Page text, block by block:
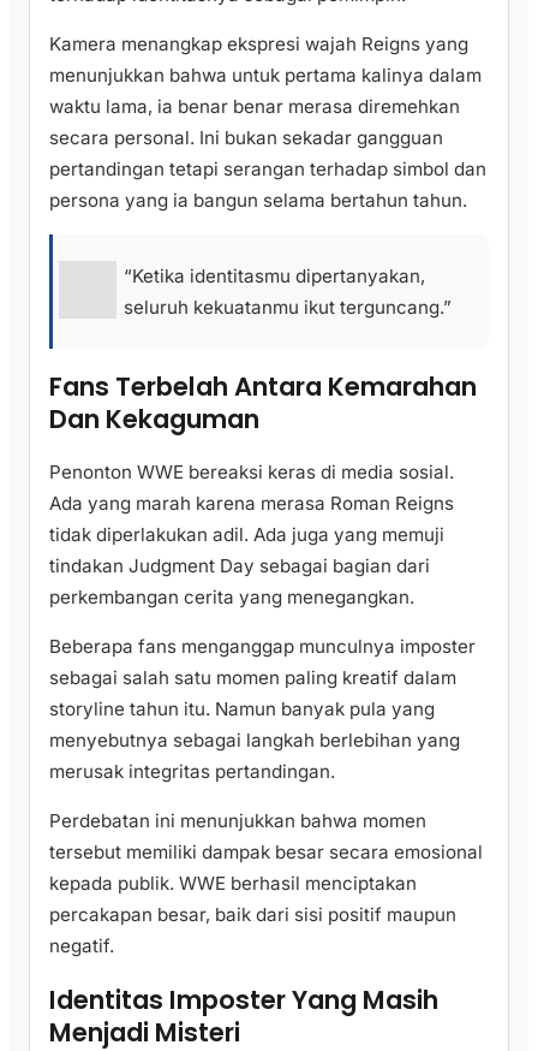
Kamera menangkap ekspresi wajah Reigns yang
menunjukkan bahwa untuk pertama kalinya dalam
waktu lama, ia benar benar merasa diremehkan
secara personal. Ini bukan sekadar gangguan
pertandingan tetapi serangan terhadap simbol dan
persona yang ia bangun selama bertahun tahun.
“Ketika identitasmu dipertanyakan,
seluruh kekuatanmu ikut terguncang.”
Fans Terbelah Antara Kemarahan
Dan Kekaguman
Penonton WWE bereaksi keras di media sosial.
Ada yang marah karena merasa Roman Reigns
tidak diperlakukan adil. Ada juga yang memuji
tindakan Judgment Day sebagai bagian dari
perkembangan cerita yang menegangkan.
Beberapa fans menganggap munculnya imposter
sebagai salah satu momen paling kreatif dalam
storyline tahun itu. Namun banyak pula yang
menyebutnya sebagai langkah berlebihan yang
merusak integritas pertandingan.
Perdebatan ini menunjukkan bahwa momen
tersebut memiliki dampak besar secara emosional
kepada publik. WWE berhasil menciptakan
percakapan besar, baik dari sisi positif maupun
negatif.
Identitas Imposter Yang Masih
Menjadi Misteri